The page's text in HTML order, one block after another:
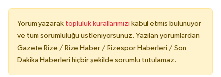
Yorum yazarak topluluk kurallarımızı kabul etmiş bulunuyor
ve tüm sorumluluğu üstleniyorsunuz. Yazılan yorumlardan
Gazete Rize / Rize Haber / Rizespor Haberleri / Son
Dakika Haberleri hiçbir şekilde sorumlu tutulamaz.